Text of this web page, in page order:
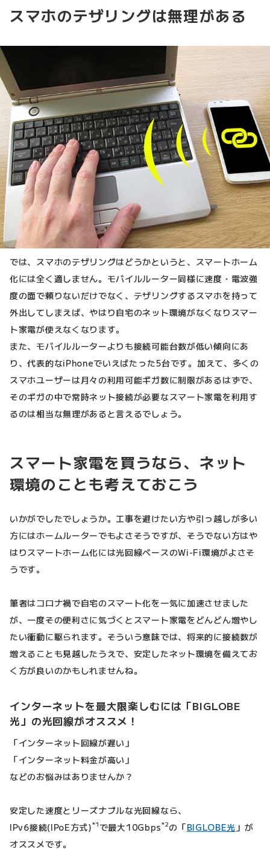
スマホのテザリングは無理がある
では、スマホのテザリングはどうかというと、スマートホーム
化には全く適しません。モバイルルーター同様に速度・電波強
度の面で頼りないだけでなく、テザリングするスマホを持って
外出してしまえば、やはり自宅のネット環境がなくなりスマー
ト家電が使えなくなります。
また、モバイルルーターよりも接続可能台数が低い傾向にあ
り、代表的なiPhoneでいえばたった5台です。加えて、多くの
スマホユーザーは月々の利用可能ギガ数に制限があるはずで、
そのギガの中で常時ネット接続が必要なスマート家電を利用す
るのは相当な無理があると言えるでしょう。
スマート家電を買うなら、ネット
環境のことも考えておこう
いかがでしたでしょうか。工事を避けたい方や引っ越しが多い
方にはホームルーターでもよさそうですが、そうでない方はや
はりスマートホーム化には光回線ベースのWi-Fi環境がよさそ
うです。
筆者はコロナ禍で自宅のスマート化を一気に加速させました
が、一度その便利さに気づくとスマート家電をどんどん増やし
たい衝動に駆られます。そういう意味では、将来的に接続数が
増えることも見越したうえで、安定したネット環境を備えてお
く方が良いのかもしれませんね。
インターネットを最大限楽しむには「BIGLOBE
光」の光回線がオススメ！
「インターネット回線が遅い」
「インターネット料金が高い」
などのお悩みはありませんか？
安定した速度とリーズナブルな光回線なら、
IPv6接続(IPoE方式)*1 で最大10Gbps*2の「BIGLOBE光 」が
オススメです。